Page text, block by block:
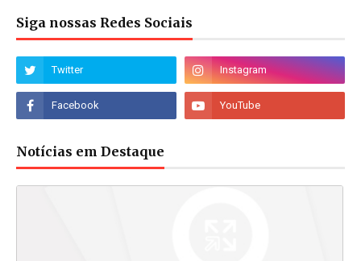
Siga nossas Redes Sociais
Notícias em Destaque